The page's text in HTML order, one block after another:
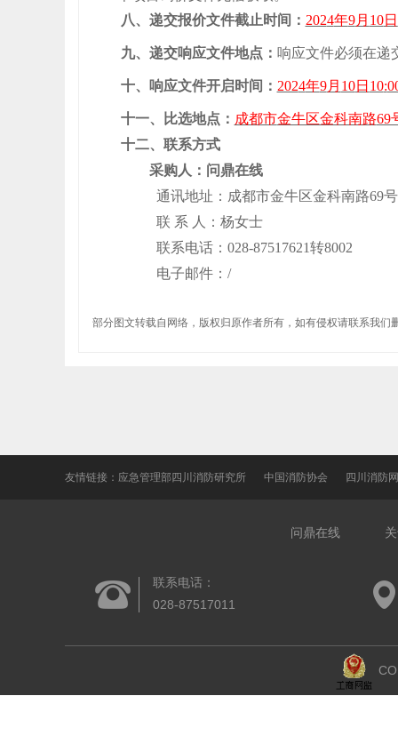
八、递交报价文件截止时间： 2024年9月 10日
九、递交响应文件地点： 响应文件必须在递
十、响应文件开启时间： 2024年9月 10日 10:
十一、 比选地点： 成都市金牛区金科南路69
十二、联系方式
采购人：问鼎在线
通讯地址：成都市金牛区金科南路69号
联 系 人： 杨女士
联系电话： 028-87517621转8002
电子邮件： /
部分图文转载自网络，版权归原作者所有，如有侵权请联系我
友情链接： 应急管理部四川消防研究所 中国消防协会 四川消防网
问鼎在线
联系电话：
028-87517011